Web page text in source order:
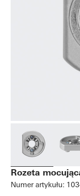
Rozeta
Numer artykułu: